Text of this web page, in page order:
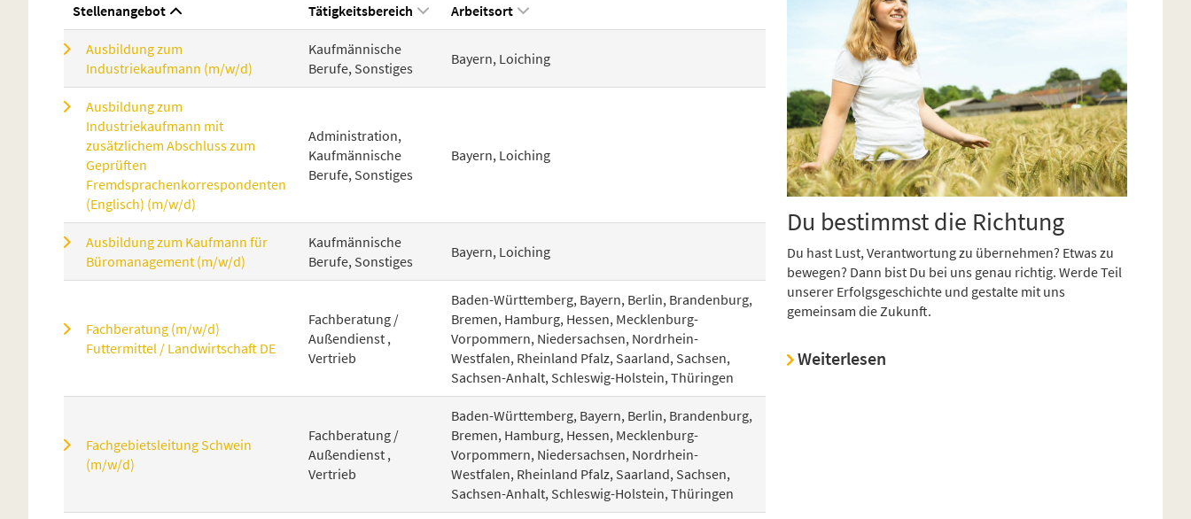
Stellenangebot Tätigkeitsbereich Arbeitsort
Ausbildung zum
Industriekaufmann (m/w/d)
Kaufmännische
Berufe, Sonstiges
Bayern, Loiching
Ausbildung zum
Industriekaufmann mit
zusätzlichem Abschluss zum
Geprüften
Fremdsprachenkorrespondenten
(Englisch) (m/w/d)
Administration,
Kaufmännische
Berufe, Sonstiges
Bayern, Loiching
Ausbildung zum Kaufmann für
Büromanagement (m/w/d)
Kaufmännische
Berufe, Sonstiges
Bayern, Loiching
Fachberatung (m/w/d)
Futtermittel / Landwirtschaft DE
Fachberatung /
Außendienst ,
Vertrieb
Baden-Württemberg, Bayern, Berlin, Brandenburg,
Bremen, Hamburg, Hessen, Mecklenburg-
Vorpommern, Niedersachsen, Nordrhein-
Westfalen, Rheinland Pfalz, Saarland, Sachsen,
Sachsen-Anhalt, Schleswig-Holstein, Thüringen
Fachgebietsleitung Schwein
(m/w/d)
Fachberatung /
Außendienst ,
Vertrieb
Baden-Württemberg, Bayern, Berlin, Brandenburg,
Bremen, Hamburg, Hessen, Mecklenburg-
Vorpommern, Niedersachsen, Nordrhein-
Westfalen, Rheinland Pfalz, Saarland, Sachsen,
Sachsen-Anhalt, Schleswig-Holstein, Thüringen
Du bestimmst die Richtung
Du hast Lust, Verantwortung zu übernehmen? Etwas zu
bewegen? Dann bist Du bei uns genau richtig. Werde Teil
unserer Erfolgsgeschichte und gestalte mit uns
gemeinsam die Zukunft.
Weiterlesen